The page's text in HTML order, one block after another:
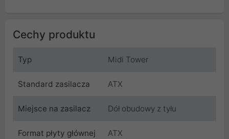
Cechy produktu
Typ Midi Tower
Standard zasilacza ATX
Miejsce na zasilacz Dół obudowy z tyłu
Format płyty głównej
ATX